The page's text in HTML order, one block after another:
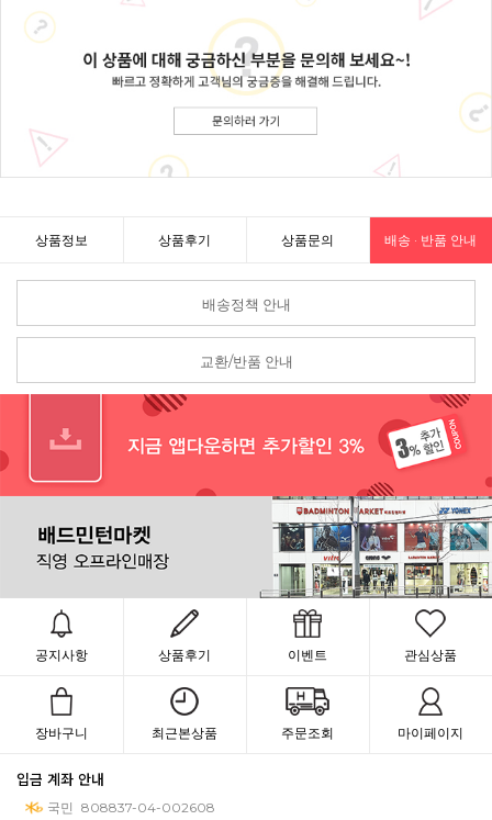
상품정보 상품후기 상품문의 배송 · 반품 안내
배송정책 안내
교환/반품 안내
공지사항 상품후기 이벤트 관심상품
장바구니 최근본상품 주문조회 마이페이지
입금 계좌 안내
국민 808837-04-002608